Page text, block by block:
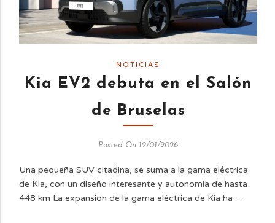
NOTICIAS
Kia EV2 debuta en el Salón
de Bruselas
Posted On 12/01/2026
Una pequeña SUV citadina, se suma a la gama eléctrica
de Kia, con un diseño interesante y autonomía de hasta
448 km La expansión de la gama eléctrica de Kia ha …